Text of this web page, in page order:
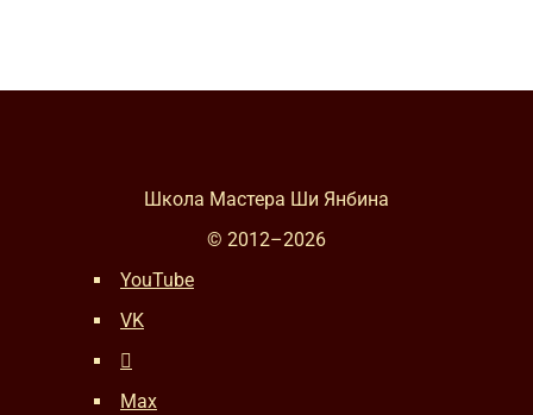
Школа Мастера Ши Янбина
© 2012–2026
YouTube
VK
Max